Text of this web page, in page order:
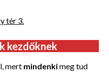
tér 3.
kezdőknek
mert mindenkimeg tud